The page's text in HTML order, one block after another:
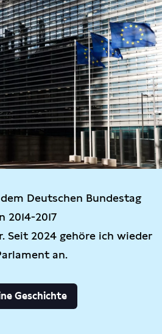
Deutschen Bundestag
2014-2017
Seit 2024 gehöre ich wieder
an.
Geschichte